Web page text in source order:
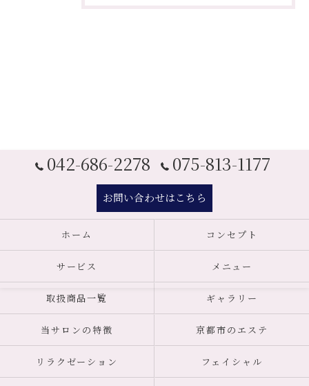
042-686-2278 075-813-1177
お問い合わせはこちら
ホーム コンセプト
サービス メニュー
取扱商品一覧 ギャラリー
当サロンの特徴 京都市のエステ
リラクゼーション フェイシャル